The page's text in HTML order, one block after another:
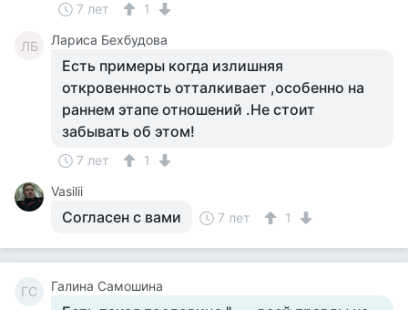
7 лет 1
ЛБ Лариса Бехбудова
Есть примеры когда излишняя
откровенность отталкивает ,особенно на
раннем этапе отношений .Не стоит
забывать об этом!
7 лет
1
Vasilii
Согласен с вами 7 лет 1
ГС Галина Самошина